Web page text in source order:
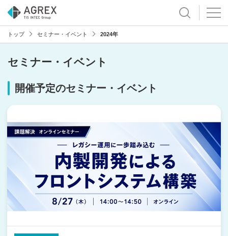
トップ セミナー・イベント 2024年
セミナー・イベント
開催予定のセミナー・イベント